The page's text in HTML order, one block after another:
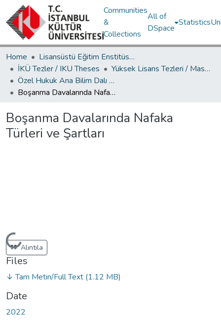
Communities
&
Collections
All of
DSpace
Statistics
Home
Lisansüstü Eğitim Enstitüsü / Postgraduate Education Institute
İKÜ Tezler / IKU Theses
Yüksek Lisans Tezleri / Master's Theses
Özel Hukuk Ana Bilim Dalı / Department of Private Law
Boşanma Davalarında Nafaka Türleri ve Şartları
Boşanma Davalarında Nafaka
Türleri ve Şartları
Loading...Alıntıla
Files
↓ Tam Metin/Full Text (1.12 MB)
Date
2022